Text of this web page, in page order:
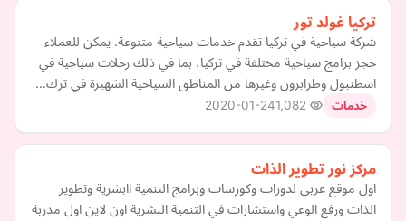
تركيا غولد تور
شركة سياحية في تركيا تقدم خدمات سياحية متنوعة. يمكن للعملاء
حجز برامج سياحية مختلفة في تركيا، بما في ذلك رحلات سياحية في
اسطنبول وطرابزون وغيرها من المناطق السياحية الشهيرة في ترك…
خدمات 2020-01-24
مركز نور تطوير الذات
اول موقع عربي لدورات وكورسات وبرامج التنمية اابشرية وتطوير
الذات ورفع الوعي واستشارات في التنمية البشرية اون لاين اول مدربة